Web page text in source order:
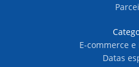
E-commerce
Datas